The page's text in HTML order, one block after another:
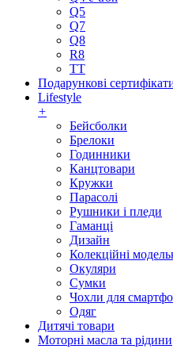
Q5
Q7
Q8
R8
TT
Подарункові
Lifestyle
+
Бейсболки
Брелоки
Годинники
Канцтовари
Кружки
Парасолі
Рушники і пледи
Гаманці
Дизайн
Колекційні
Окуляри
Сумки
Чохли для
Одяг
Дитячі товари
Моторні масла та рідини